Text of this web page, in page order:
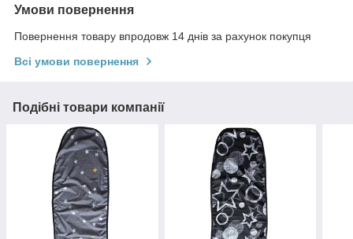
Умови повернення
Повернення товару впродовж 14 днів за рахунок покупця
Всі умови повернення
Подібні товари компанії